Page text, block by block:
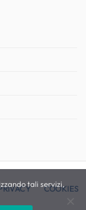
COOKIES
tali servizi,